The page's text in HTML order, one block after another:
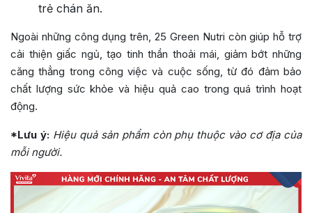
trẻ chán ăn.
Ngoài những công dụng trên, 25 Green Nutri còn giúp hỗ trợ
cải thiện giấc ngủ, tạo tinh thần thoải mái, giảm bớt những
căng thẳng trong công việc và cuộc sống, từ đó đảm bảo
chất lượng sức khỏe và hiệu quả cao trong quá trình hoạt
động.
*Lưu ý: Hiệu quả sản phẩm còn phụ thuộc vào cơ địa của
mỗi người.